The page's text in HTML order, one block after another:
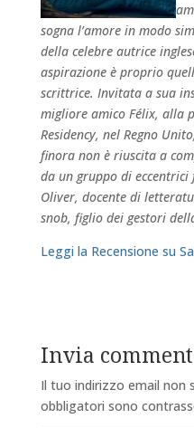
sogna l’amore in modo
della celebre autrice
aspirazione è proprio
scrittrice. Invitata a sua
migliore amico Félix, alla
Residency, nel Regno
finora non è riuscita a
da un gruppo di eccentrici
Oliver, docente di
snob, figlio dei gestori
Leggi la Recensione su
Invia
Il tuo indirizzo email non
obbligatori sono